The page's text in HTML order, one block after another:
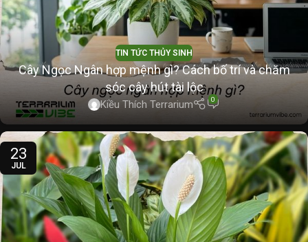
TIN TỨC THỦY SINH
Cây Ngọc Ngân hợp mệnh gì? Cách bố trí và chăm
sóc cây hút tài lộc
Kiều Thích Terrarium 0
23
JUL